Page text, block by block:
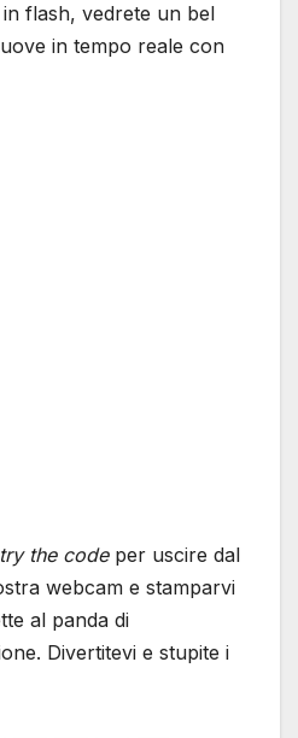
flash, vedrete un bel
in tempo reale con
the codeper uscire dal
webcam e stamparvi
al panda di
Divertitevi e stupite i